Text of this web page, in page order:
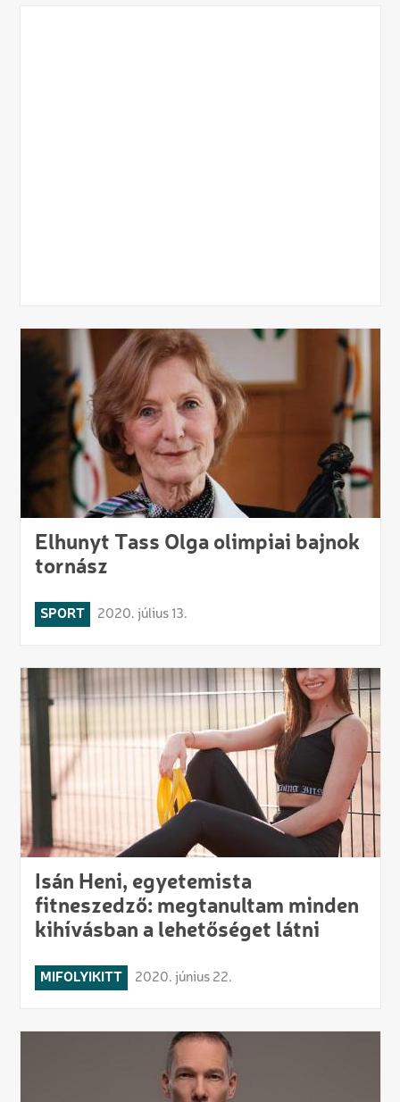
Elhunyt Tass Olga olimpiai bajnok
tornász
SPORT 2020. július 13.
Isán Heni, egyetemista
fitneszedző: megtanultam minden
kihívásban a lehetőséget látni
MIFOLYIKITT 2020. június 22.